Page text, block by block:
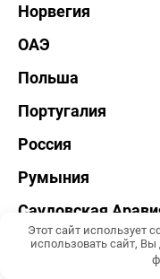
Норвегия
ОАЭ
Польша
Португалия
Россия
Румыния
Саудовская
Северная Корея
Этот сайт использует
использовать сайт, Вы